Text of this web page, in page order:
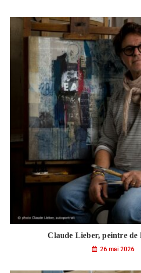
Claude Lieber, peintre de
26 mai 2026